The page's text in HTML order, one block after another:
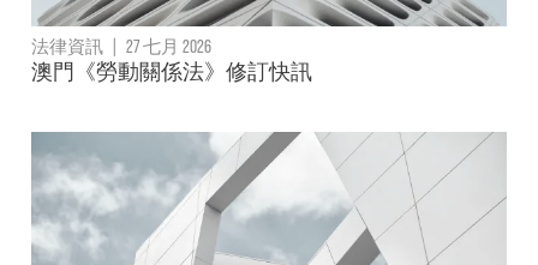
法律資訊 | 27 七月 2026
澳門《勞動關係法》修訂快訊